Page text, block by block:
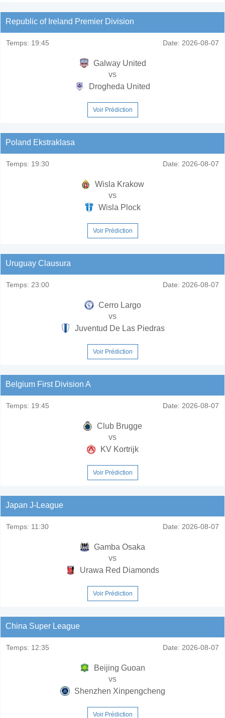
Republic of Ireland Premier Division
Temps: 19:45 Date: 2026-08-07
Galway United
vs
Drogheda United
Voir Prédiction
Poland Ekstraklasa
Temps: 19:30 Date: 2026-08-07
Wisla Krakow
vs
Wisla Plock
Voir Prédiction
Uruguay Clausura
Temps: 23:00 Date: 2026-08-07
Cerro Largo
vs
Juventud De Las Piedras
Voir Prédiction
Belgium First Division A
Temps: 19:45 Date: 2026-08-07
Club Brugge
vs
KV Kortrijk
Voir Prédiction
Japan J-League
Temps: 11:30 Date: 2026-08-07
Gamba Osaka
vs
Urawa Red Diamonds
Voir Prédiction
China Super League
Temps: 12:35 Date: 2026-08-07
Beijing Guoan
vs
Shenzhen Xinpengcheng
Voir Prédiction